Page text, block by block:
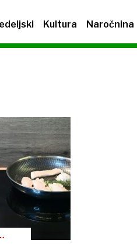
Kultura Naročnina